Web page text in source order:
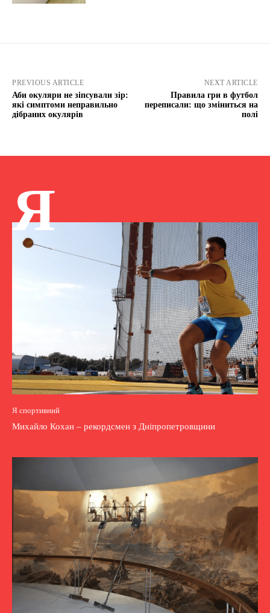
PREVIOUS ARTICLE
Аби окуляри не зіпсували зір:
які симптоми неправильно
дібраних окулярів
NEXT ARTICLE
Правила гри в футбол
переписали: що зміниться на
полі
Я
Я спортивний
Михайло Кохан – рекордсмен з Дніпропетровщини